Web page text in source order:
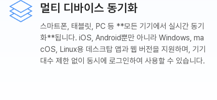
멀티 디바이스 동기화
스마트폰, 태블릿, PC 등 **모든 기기에서 실시간 동기
화**됩니다. iOS, Android뿐만 아니라 Windows, ma
cOS, Linux용 데스크탑 앱과 웹 버전을 지원하며, 기기
대수 제한 없이 동시에 로그인하여 사용할 수 있습니다.